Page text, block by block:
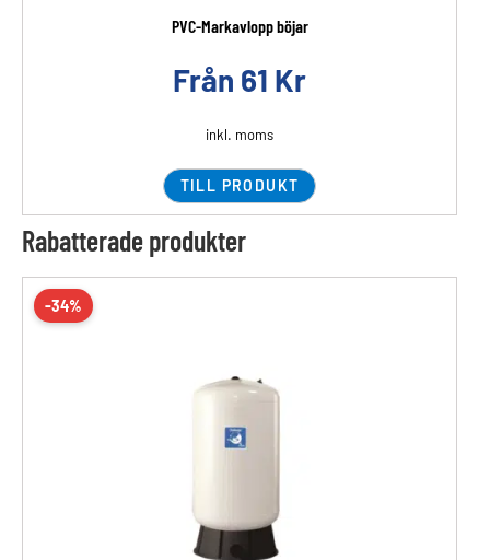
PVC-Markavlopp böjar
Från 61 Kr
inkl. moms
TILL PRODUKT
Rabatterade produkter
-34%